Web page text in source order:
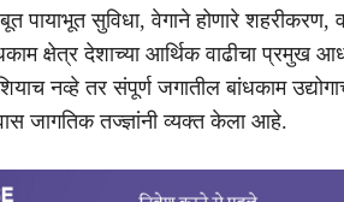
पायाभूत सुविधा, वेगाने होणारे शहरीकरण,
क्षेत्र देशाच्या आर्थिक वाढीचा प्रमुख
नव्हे तर संपूर्ण जगातील बांधकाम
जागतिक तज्ज्ञांनी व्यक्त केला आहे.